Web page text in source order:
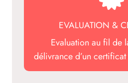
EVALUATION &
Evaluation au fil de
délivrance d’un